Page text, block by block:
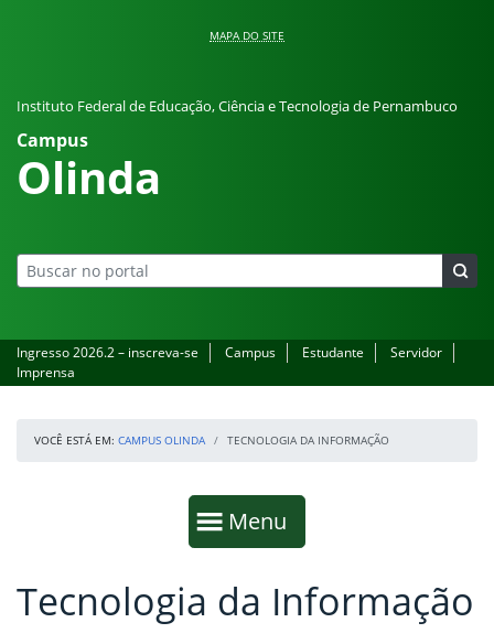
MAPA DO SITE
Instituto Federal de Educação, Ciência e Tecnologia de Pernambuco
Campus
Olinda
Ingresso 2026.2 – inscreva-se Campus Estudante
Servidor
Imprensa
VOCÊ ESTÁ EM: CAMPUS OLINDA TECNOLOGIA DA INFORMAÇÃO
Mostrar
Menu
Fim da navegação
Início do conteúdo
Tecnologia da Informação